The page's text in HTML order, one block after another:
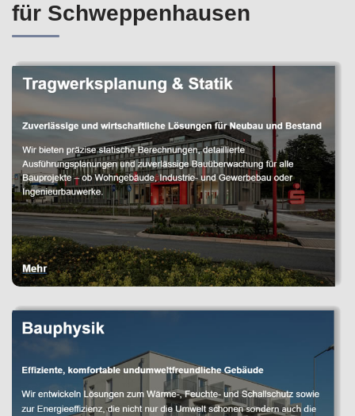
für Schweppenhausen